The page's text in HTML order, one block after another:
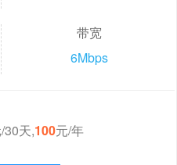
带宽
6Mbps
30天,100元/年